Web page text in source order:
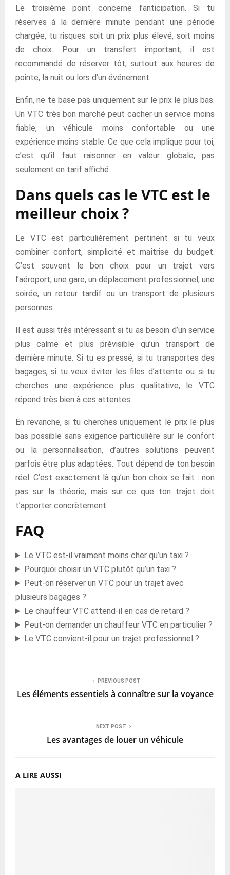
Le troisième point concerne l’anticipation. Si tu
réserves à la dernière minute pendant une période
chargée, tu risques soit un prix plus élevé, soit moins
de choix. Pour un transfert important, il est
recommandé de réserver tôt, surtout aux heures de
pointe, la nuit ou lors d’un événement.
Enfin, ne te base pas uniquement sur le prix le plus bas.
Un VTC très bon marché peut cacher un service moins
fiable, un véhicule moins confortable ou une
expérience moins stable. Ce que cela implique pour toi,
c’est qu’il faut raisonner en valeur globale, pas
seulement en tarif affiché.
Dans quels cas le VTC est le
meilleur choix ?
Le VTC est particulièrement pertinent si tu veux
combiner confort, simplicité et maîtrise du budget.
C’est souvent le bon choix pour un trajet vers
l’aéroport, une gare, un déplacement professionnel, une
soirée, un retour tardif ou un transport de plusieurs
personnes.
Il est aussi très intéressant si tu as besoin d’un service
plus calme et plus prévisible qu’un transport de
dernière minute. Si tu es pressé, si tu transportes des
bagages, si tu veux éviter les files d’attente ou si tu
cherches une expérience plus qualitative, le VTC
répond très bien à ces attentes.
En revanche, si tu cherches uniquement le prix le plus
bas possible sans exigence particulière sur le confort
ou la personnalisation, d’autres solutions peuvent
parfois être plus adaptées. Tout dépend de ton besoin
réel. C’est exactement là qu’un bon choix se fait : non
pas sur la théorie, mais sur ce que ton trajet doit
t’apporter concrètement.
FAQ
Le VTC est-il vraiment moins cher qu’un taxi ?
Pourquoi choisir un VTC plutôt qu’un taxi ?
Peut-on réserver un VTC pour un trajet avec
plusieurs bagages ?
Le chauffeur VTC attend-il en cas de retard ?
Peut-on demander un chauffeur VTC en particulier ?
Le VTC convient-il pour un trajet professionnel ?
PREVIOUS POST
Les éléments essentiels à connaître sur la voyance
NEXT POST
Les avantages de louer un véhicule
A LIRE AUSSI